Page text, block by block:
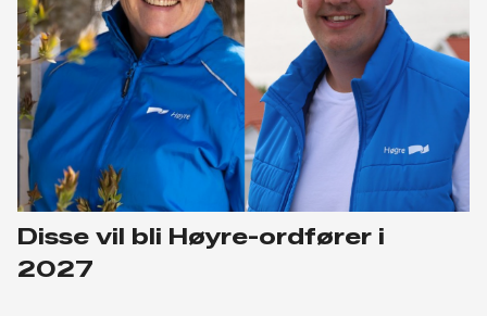
Disse vil bli Høyre-ordfører i
2027